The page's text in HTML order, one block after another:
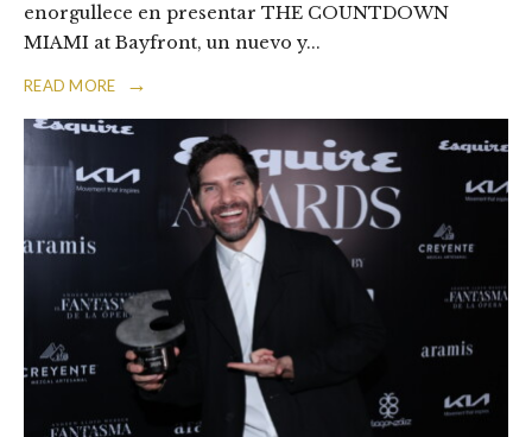
enorgullece en presentar THE COUNTDOWN
MIAMI at Bayfront, un nuevo y...
READ MORE →